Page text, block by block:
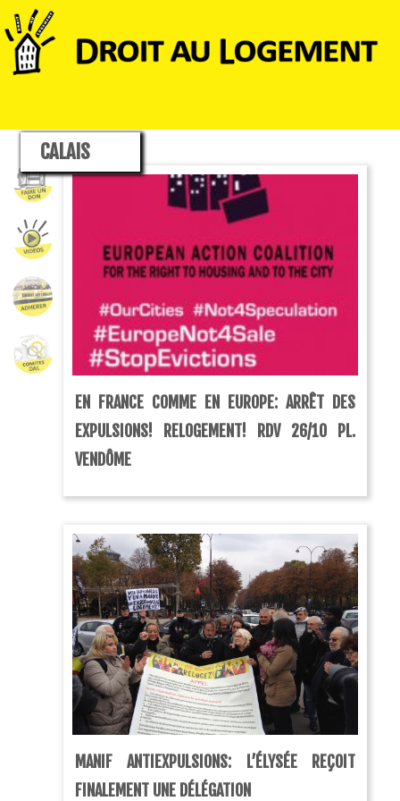
CALAIS
EN FRANCE COMME EN EUROPE: ARRÊT DES
EXPULSIONS! RELOGEMENT! RDV 26/10 PL.
VENDÔME
MANIF ANTIEXPULSIONS: L’ÉLYSÉE REÇOIT
FINALEMENT UNE DÉLÉGATION